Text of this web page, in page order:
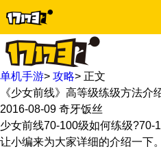
单机手游> 攻略> 正文
《少女前线》高等级练级方法介
2016-08-09 奇牙饭丝
少女前线70-100级如何练级?70-
让小编来为大家详细的介绍一下。